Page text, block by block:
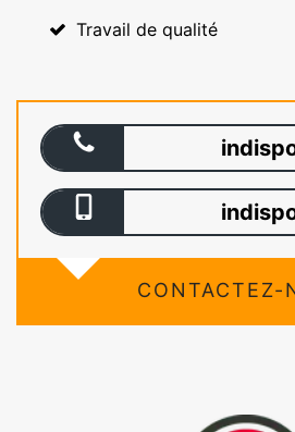
Travail de qualité
CONTACTEZ-